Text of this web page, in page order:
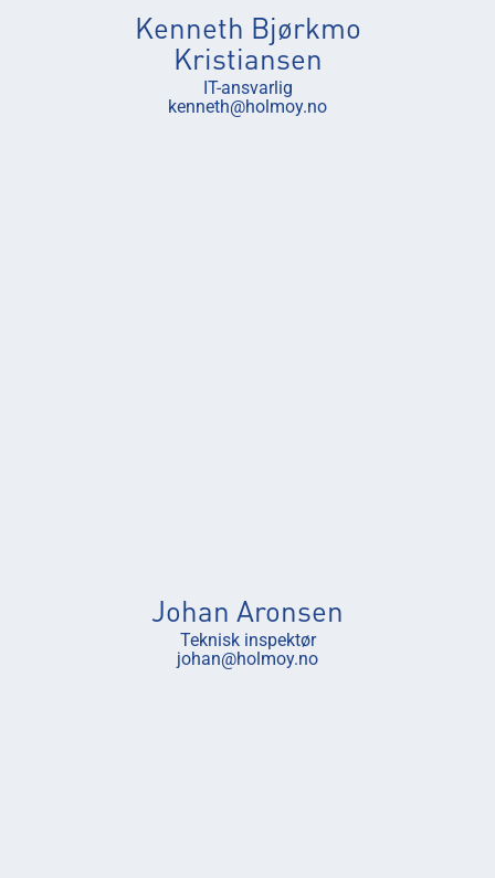
Kenneth Bjørkmo
Kristiansen
IT-ansvarlig
kenneth@holmoy.no
Johan Aronsen
Teknisk inspektør
johan@holmoy.no